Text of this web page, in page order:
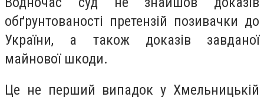
обґрунтованості претензій позивачки до
України, а також доказів завданої
майнової шкоди.
Це не перший випадок у Хмельницькій